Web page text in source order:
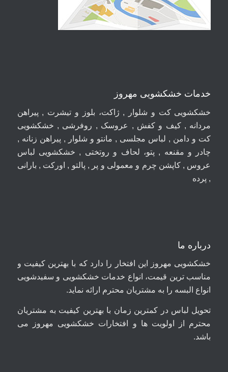
خدمات خشکشویی مهروز
خشکشویی کت و شلوار , ژاکت، بلوز و تیشرت , پیراهن
مردانه , کیف و کفش , عروسک , روفرشی , خشکشویی
کت و دامن , لباس مجلسی , مانتو و شلوار , پیراهن زنانه ,
چادر و مقنعه , پتو، لحاف و روتختی , خشکشویی لباس
عروس , کاپشن چرم و معمولی و پر , پالتو , اورکت , بارانی
, پرده
درباره ما
خشکشویی مهروز این افتخار را دارد که با بهترین کیفیت و
مناسب ترین قیمت، انواع خدمات خشکشویی و سفیدشویی
انواع البسه را به مشتریان محترم ارائه نماید.
تحویل لباس در کمترین زمان با بهترین کیفیت به مشتریان
محترم از اولویت ها و افتخارات خشکشویی مهروز می
باشد.